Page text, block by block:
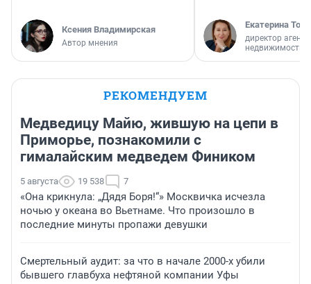
Ксения Владимирская
Автор мнения
Екатерина
директор
недвижимости
РЕКОМЕНДУЕМ
Медведицу Майю, жившую на цепи в
Приморье, познакомили с
гималайским медведем Фиником
5 августа 19 538 7
«Она крикнула: „Дядя Боря!“» Москвичка исчезла
ночью у океана во Вьетнаме. Что произошло в
последние минуты пропажи девушки
Смертельный аудит: за что в начале 2000-х убили
бывшего главбуха нефтяной компании Уфы